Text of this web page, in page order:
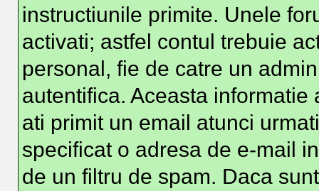
instructiunile primite. Unele
activati; astfel contul trebuie
personal, fie de catre un
autentifica. Aceasta
ati primit un email atunci
specificat o adresa de e-mail
de un filtru de spam. Daca